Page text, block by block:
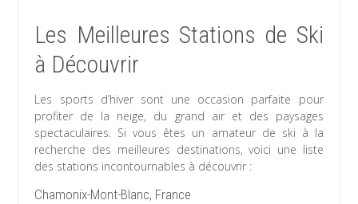
Les Meilleures Stations de Ski
à Découvrir
Les sports d’hiver sont une occasion parfaite pour
profiter de la neige, du grand air et des paysages
spectaculaires. Si vous êtes un amateur de ski à la
recherche des meilleures destinations, voici une liste
des stations incontournables à découvrir :
Chamonix-Mont-Blanc, France